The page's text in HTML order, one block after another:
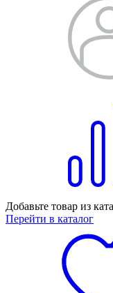
Добавьте товар из
Перейти в каталог